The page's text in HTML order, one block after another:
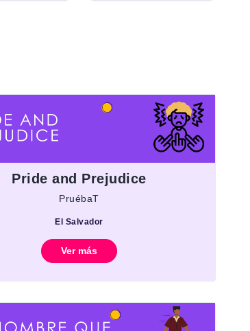
Pride and Prejudice
PruébaT
El Salvador
Ver más